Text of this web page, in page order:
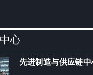
中心
先进制造与供应链中